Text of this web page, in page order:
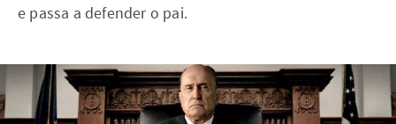
e passa a defender o pai.